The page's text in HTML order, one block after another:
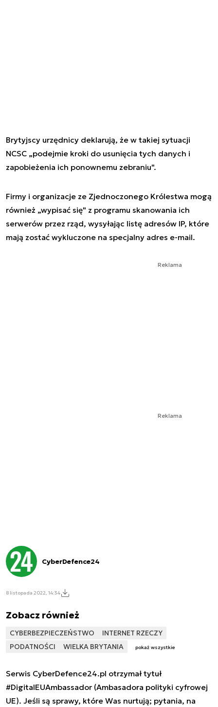
Brytyjscy urzędnicy deklarują, że w takiej sytuacji
NCSC „podejmie kroki do usunięcia tych danych i
zapobieżenia ich ponownemu zebraniu".
Firmy i organizacje ze Zjednoczonego Królestwa mogą
również „wypisać się" z programu skanowania ich
serwerów przez rząd, wysyłając listę adresów IP, które
mają zostać wykluczone na specjalny adres e-mail.
Reklama
Reklama
CyberDefence24
8 listopada 2022, 14:34
Zobacz również
CYBERBEZPIECZEŃSTWO
INTERNET RZECZY
PODATNOŚCI
WIELKA BRYTANIA pokaż wszystkie
Serwis CyberDefence24.pl otrzymał tytuł
#DigitalEUAmbassador (Ambasadora polityki cyfrowej
UE). Jeśli są sprawy, które Was nurtują; pytania, na